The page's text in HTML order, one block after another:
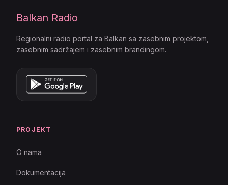
Balkan Radio
Regionalni radio portal za Balkan sa zasebnim projektom,
zasebnim sadržajem i zasebnim brandingom.
PROJEKT
O nama
Dokumentacija